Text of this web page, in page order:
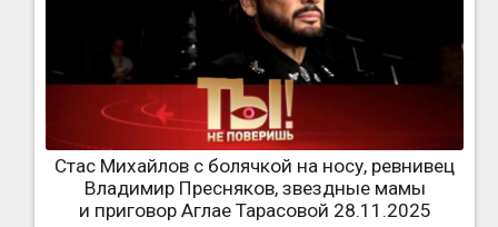
Стас Михайлов с болячкой на носу, ревнивец
Владимир Пресняков, звездные мамы
и приговор Аглае Тарасовой 28.11.2025